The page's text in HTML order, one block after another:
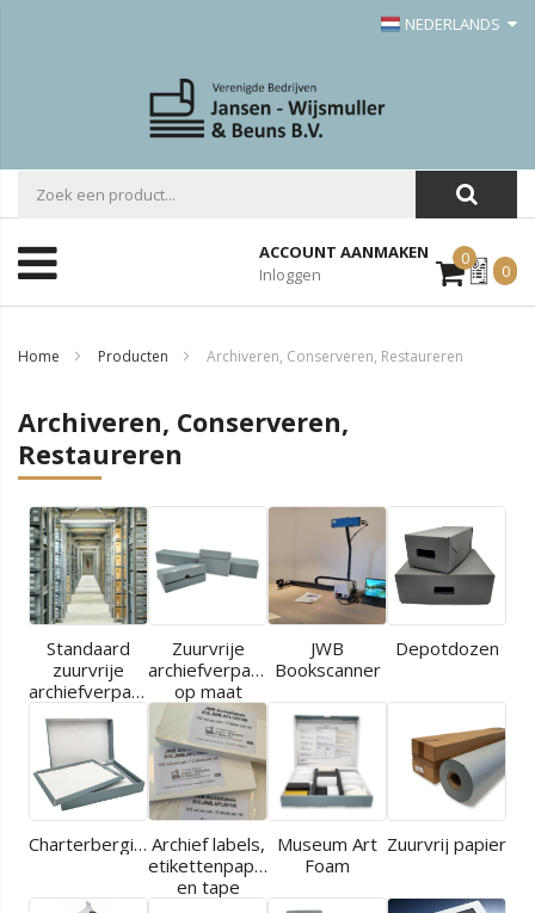
NEDERLANDS
ACCOUNT AANMAKEN
Inloggen
0Mijn
Offerte
0
Home Producten Archiveren, Conserveren, Restaureren
Archiveren, Conserveren,
Restaureren
Standaard
zuurvrije
archiefverpakkingen
Zuurvrije
archiefverpakkingen
op maat
JWB
Bookscanner
Depotdozen
Charterbergingen Archief labels,
etikettenpapier
en tape
Museum Art
Foam
Zuurvrij papier